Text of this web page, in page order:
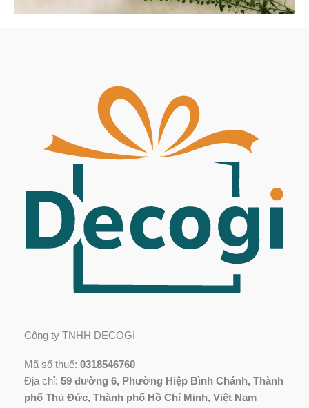
Công ty TNHH DECOGI
Mã số thuế: 0318546760
Địa chỉ: 59 đường 6, Phường Hiệp Bình Chánh, Thành
phố Thủ Đức, Thành phố Hồ Chí Minh, Việt Nam